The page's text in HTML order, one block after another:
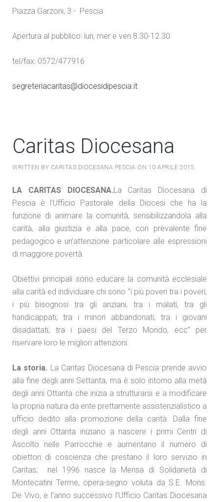
Piazza Garzoni, 3 - Pescia
Apertura al pubblico: lun, mer e ven 8.30-12.30
tel/fax: 0572/477916
segreteriacaritas@diocesidipescia.it
Caritas Diocesana
WRITTEN BY CARITAS DIOCESANA PESCIA ON 10 APRILE 2015 .
LA CARITAS DIOCESANA.La Caritas Diocesana di
Pescia è l’Ufficio Pastorale della Diocesi che ha la
funzione di animare la comunità, sensibilizzandola alla
carità, alla giustizia e alla pace, con prevalente fine
pedagogico e un’attenzione particolare alle espressioni
di maggiore povertà.
Obiettivi principali sono educare la comunità ecclesiale
alla carità ed individuare chi sono ”i più poveri tra i poveri,
i più bisognosi tra gli anziani, tra i malati, tra gli
handicappati, tra i minori abbandonati, tra i giovani
disadattati, tra i paesi del Terzo Mondo, ecc” per
riservare loro le migliori attenzioni.
La storia. La Caritas Diocesana di Pescia prende avvio
alla fine degli anni Settanta, ma è solo intorno alla metà
degli anni Ottanta che inizia a strutturarsi e a modificare
la propria natura da ente prettamente assistenzialistico a
ufficio dedito alla promozione della carità. Dalla fine
degli anni Ottanta iniziano a nascere i primi Centri di
Ascolto nelle Parrocchie e aumentano il numero di
obiettori di coscienza che prestano il loro servizio in
Caritas; nel 1996 nasce la Mensa di Solidarietà di
Montecatini Terme, opera-segno voluta da S.E. Mons.
De Vivo, e l’anno successivo l’Ufficio Caritas Diocesana